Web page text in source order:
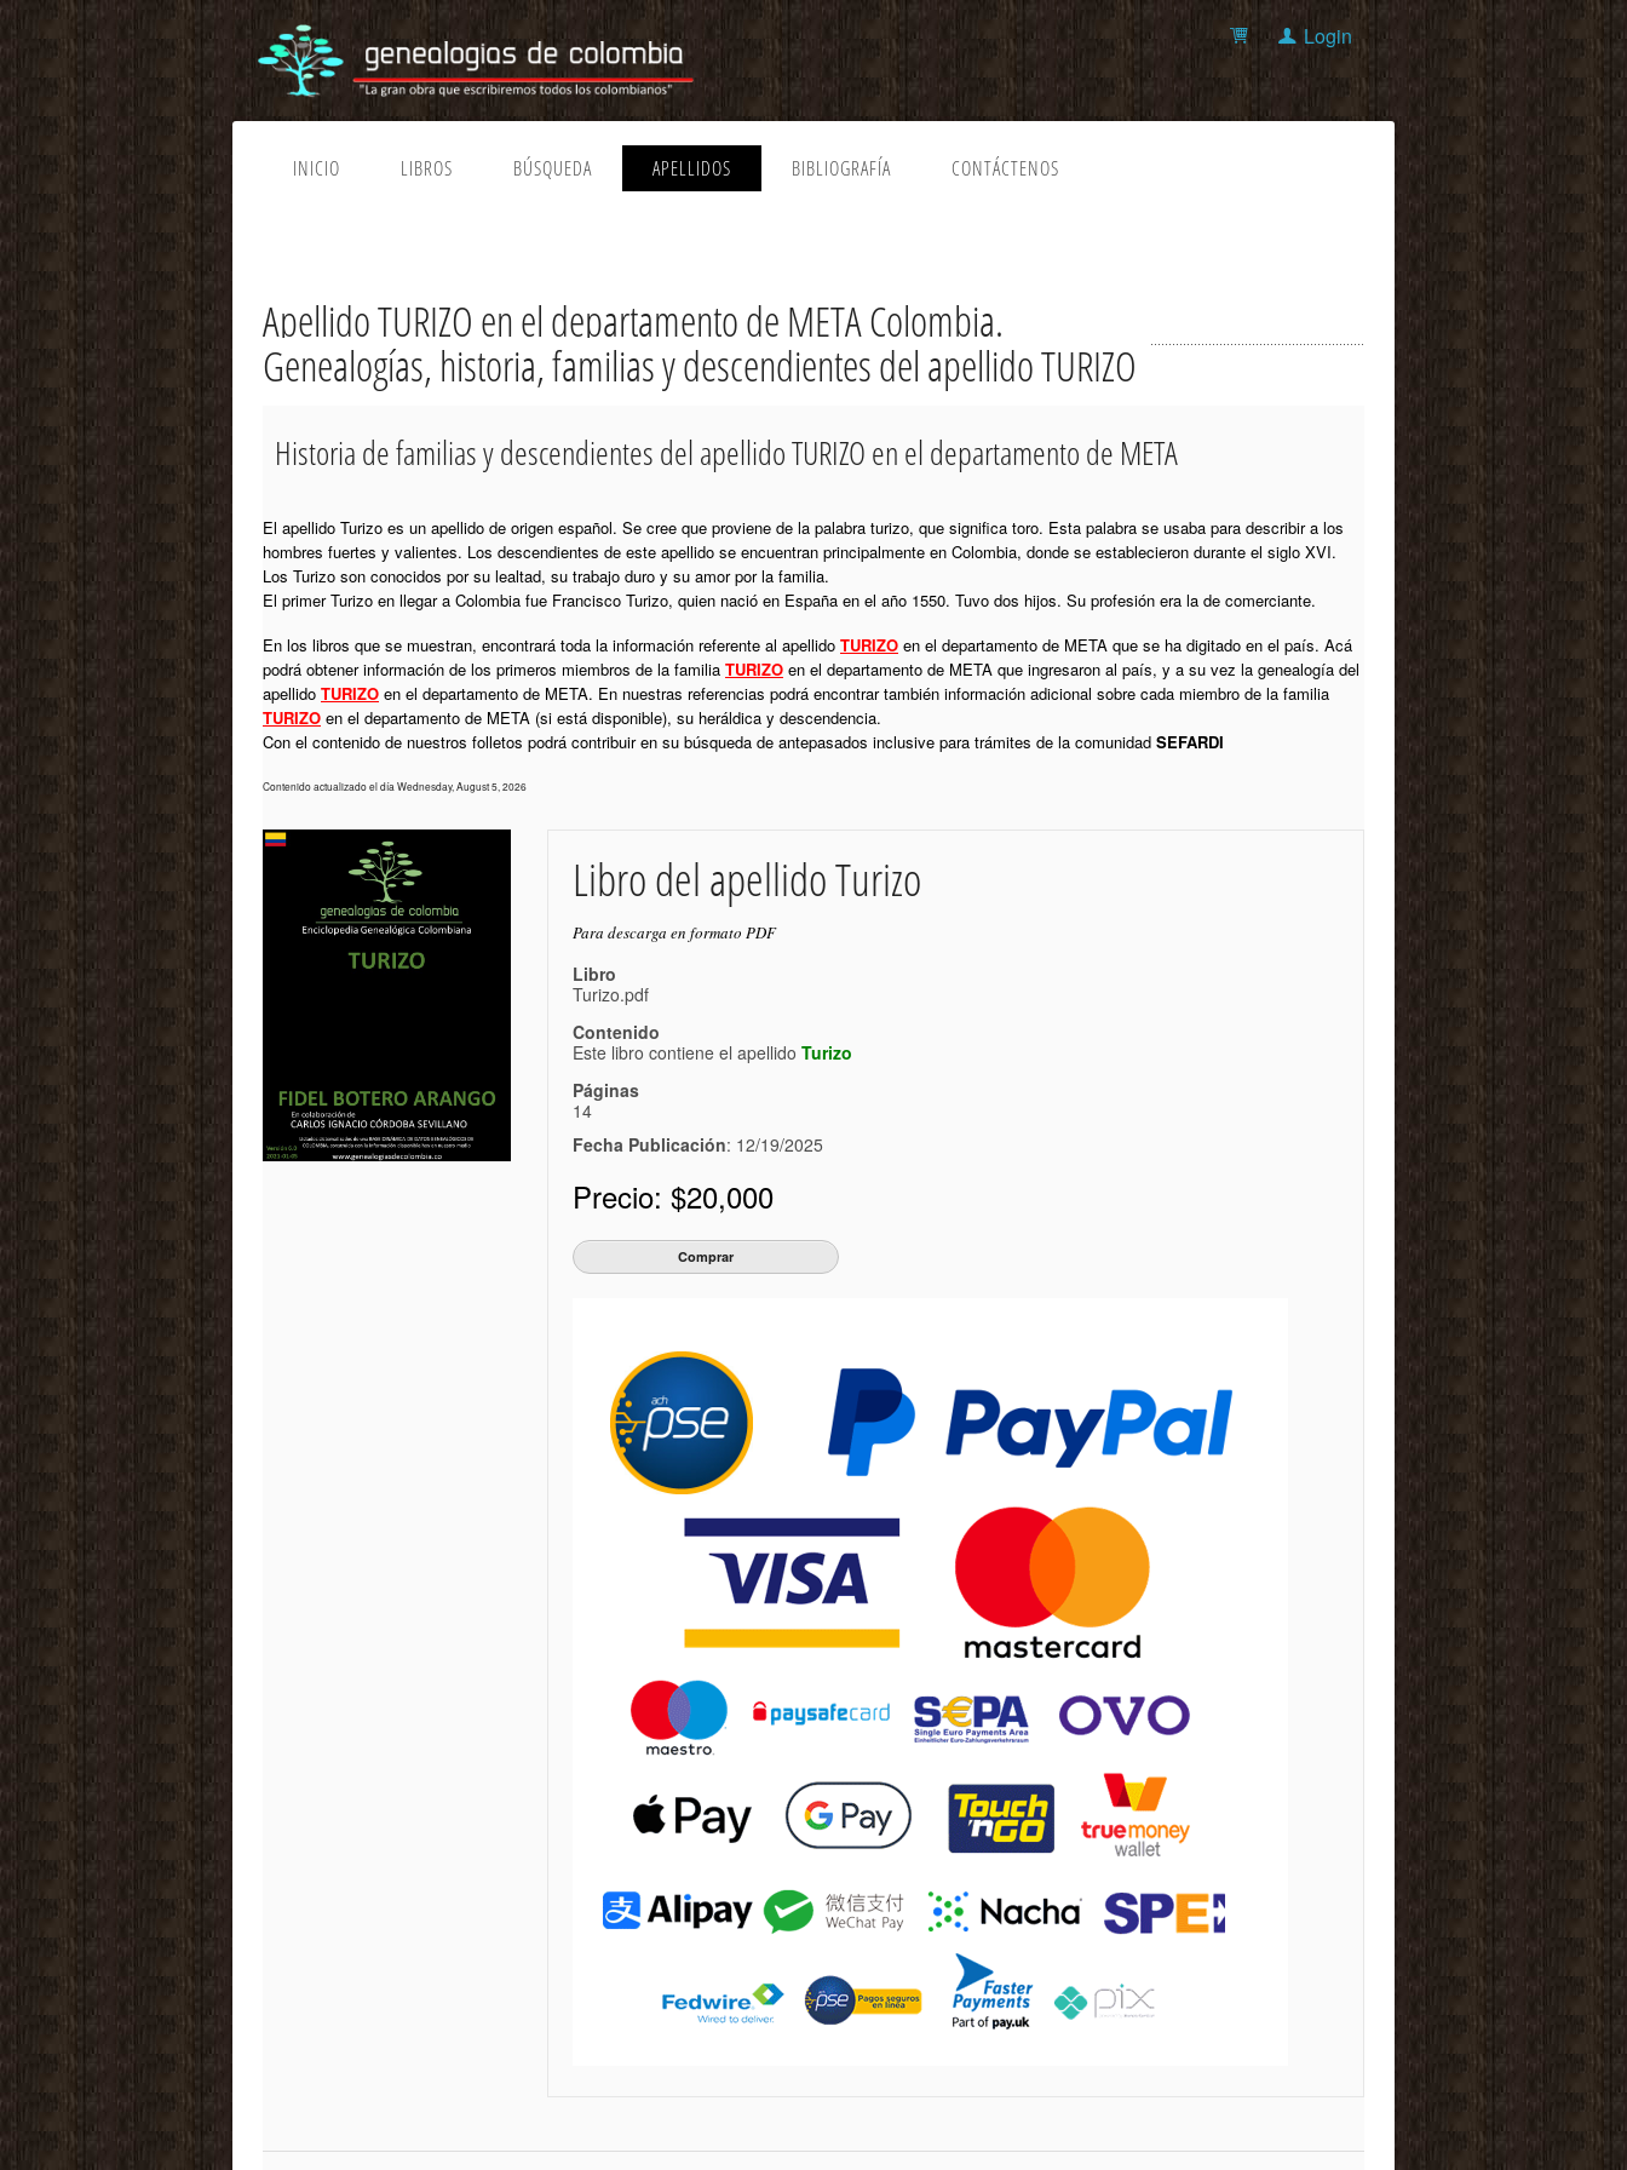
Login
INICIO LIBROS BÚSQUEDA APELLIDOS BIBLIOGRAFÍA CONTÁCTENOS
Apellido TURIZO en el departamento de META Colombia.
Genealogías, historia, familias y descendientes del apellido TURIZO
Historia de familias y descendientes del apellido TURIZO en el departamento de META
El apellido Turizo es un apellido de origen español. Se cree que proviene de la palabra turizo, que significa toro. Esta palabra se usaba para describir a los
hombres fuertes y valientes. Los descendientes de este apellido se encuentran principalmente en Colombia, donde se establecieron durante el siglo XVI.
Los Turizo son conocidos por su lealtad, su trabajo duro y su amor por la familia.
El primer Turizo en llegar a Colombia fue Francisco Turizo, quien nació en España en el año 1550. Tuvo dos hijos. Su profesión era la de comerciante.
En los libros que se muestran, encontrará toda la información referente al apellido TURIZO en el departamento de META que se ha digitado en el país. Acá
podrá obtener información de los primeros miembros de la familia TURIZO en el departamento de META que ingresaron al país, y a su vez la genealogía del
apellido TURIZO en el departamento de META. En nuestras referencias podrá encontrar también información adicional sobre cada miembro de la familia
TURIZO en el departamento de META (si está disponible), su heráldica y descendencia.
Con el contenido de nuestros folletos podrá contribuir en su búsqueda de antepasados inclusive para trámites de la comunidad SEFARDI
Contenido actualizado el día Wednesday, August 5, 2026
Libro del apellido Turizo
Para descarga en formato PDF
Libro
Turizo.pdf
Contenido
Este libro contiene el apellido Turizo
Páginas
14
Fecha Publicación: 12/19/2025
Precio: $20,000